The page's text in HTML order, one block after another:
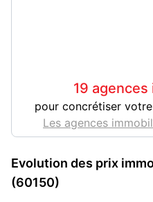
19
pour concrétiser
Les agences
Evolution des prix
(60150)